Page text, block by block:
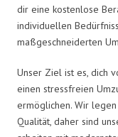
dir eine kostenlose
individuellen
maßgeschneiderten
Unser Ziel ist es, dich
einen stressfreien
ermöglichen. Wir
Qualität, daher sind